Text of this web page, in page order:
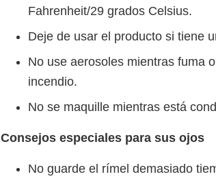
Fahrenheit/29 grados Celsius.
Deje de usar el producto si tiene
No use aerosoles mientras fuma
incendio.
No se maquille mientras está
Consejos especiales para sus ojos
No guarde el rímel demasiado